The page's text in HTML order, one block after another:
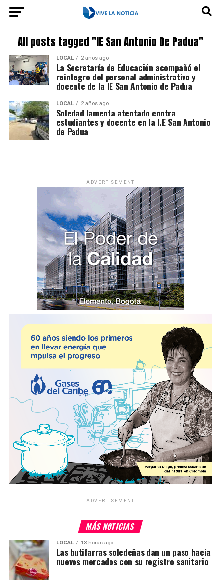
All posts tagged "IE San Antonio De Padua"
LOCAL 2 años ago
La Secretaría de Educación acompañó el
reintegro del personal administrativo y
docente de la IE San Antonio de Padua
LOCAL 2 años ago
Soledad lamenta atentado contra
estudiantes y docente en la I.E San Antonio
de Padua
ADVERTISEMENT
ADVERTISEMENT
MÁS NOTICIAS
LOCAL 13 horas ago
Las butifarras soledeñas dan un paso hacia
nuevos mercados con su registro sanitario